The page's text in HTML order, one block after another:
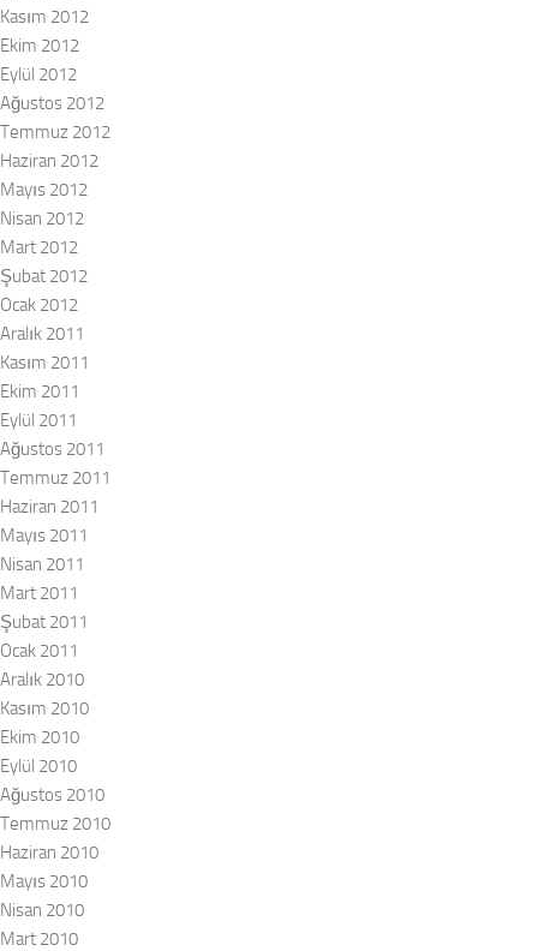
Kasım 2012
Ekim 2012
Eylül 2012
Ağustos 2012
Temmuz 2012
Haziran 2012
Mayıs 2012
Nisan 2012
Mart 2012
Şubat 2012
Ocak 2012
Aralık 2011
Kasım 2011
Ekim 2011
Eylül 2011
Ağustos 2011
Temmuz 2011
Haziran 2011
Mayıs 2011
Nisan 2011
Mart 2011
Şubat 2011
Ocak 2011
Aralık 2010
Kasım 2010
Ekim 2010
Eylül 2010
Ağustos 2010
Temmuz 2010
Haziran 2010
Mayıs 2010
Nisan 2010
Mart 2010